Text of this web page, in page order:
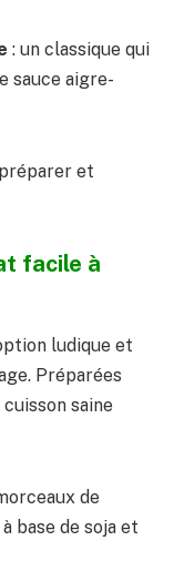
: un classique qui
sauce aigre-
et
facile à
ludique et
Préparées
saine
de
base de soja et